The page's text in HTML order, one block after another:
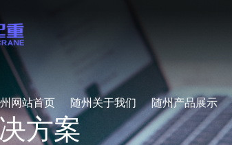
网站首页 随州关于我们 随州产品展示
方案